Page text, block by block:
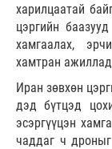
харилцаатай
цэргийн
хамгаалах,
хамтран
Иран зөвхөн
дэд бүтцэд
эсэргүүцэн
чаддаг ч